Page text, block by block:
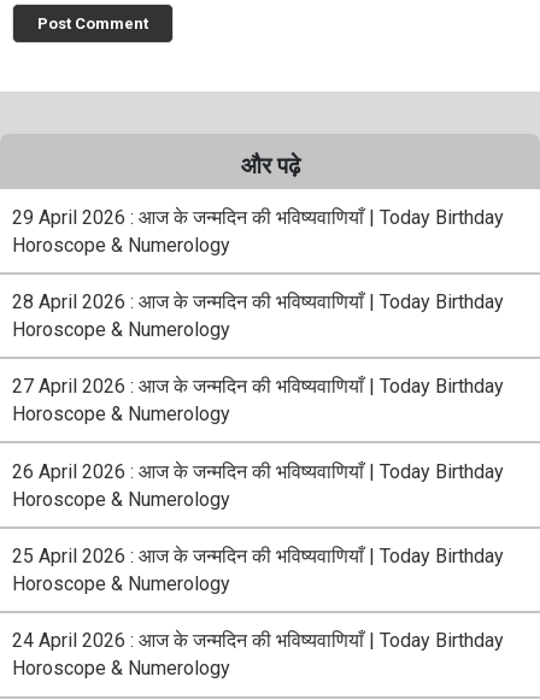
और पढ़े
29 April 2026 : आज के जन्मदिन की भविष्यवाणियाँ | Today Birthday
Horoscope & Numerology
28 April 2026 : आज के जन्मदिन की भविष्यवाणियाँ | Today Birthday
Horoscope & Numerology
27 April 2026 : आज के जन्मदिन की भविष्यवाणियाँ | Today Birthday
Horoscope & Numerology
26 April 2026 : आज के जन्मदिन की भविष्यवाणियाँ | Today Birthday
Horoscope & Numerology
25 April 2026 : आज के जन्मदिन की भविष्यवाणियाँ | Today Birthday
Horoscope & Numerology
24 April 2026 : आज के जन्मदिन की भविष्यवाणियाँ | Today Birthday
Horoscope & Numerology